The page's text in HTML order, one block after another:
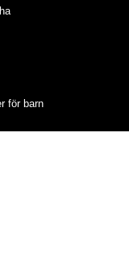
för barn